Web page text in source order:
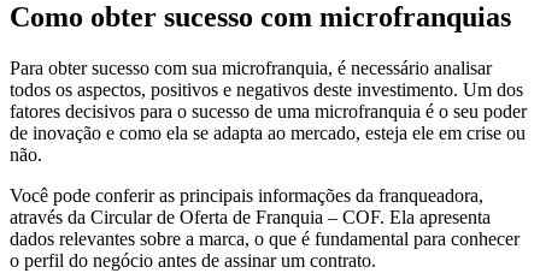
Como obter sucesso com microfranquias
Para obter sucesso com sua microfranquia, é necessário analisar
todos os aspectos, positivos e negativos deste investimento. Um dos
fatores decisivos para o sucesso de uma microfranquia é o seu poder
de inovação e como ela se adapta ao mercado, esteja ele em crise ou
não.
Você pode conferir as principais informações da franqueadora,
através da Circular de Oferta de Franquia – COF. Ela apresenta
dados relevantes sobre a marca, o que é fundamental para conhecer
o perfil do negócio antes de assinar um contrato.